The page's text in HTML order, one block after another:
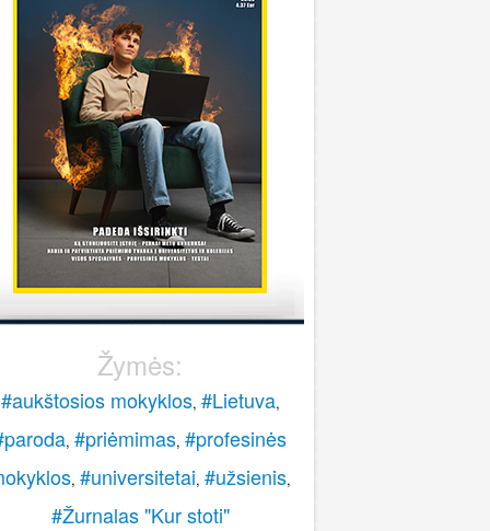
valstybinį, turi B kategorija, bet gal šiek
fiziškai silpnesnis esi tinkamas tarnybai? Ar
prasme fizo įskaita yra pagrindinis dalykas
į pasieniečių mokyklą?
Lietuvos policijos mokykla
paskambinkite 070060076.
Žymės:
#aukštosios mokyklos, #Lietuva,
, #priėmimas, #profesinės
, #universitetai, #užsienis,
#Žurnalas "Kur stoti"